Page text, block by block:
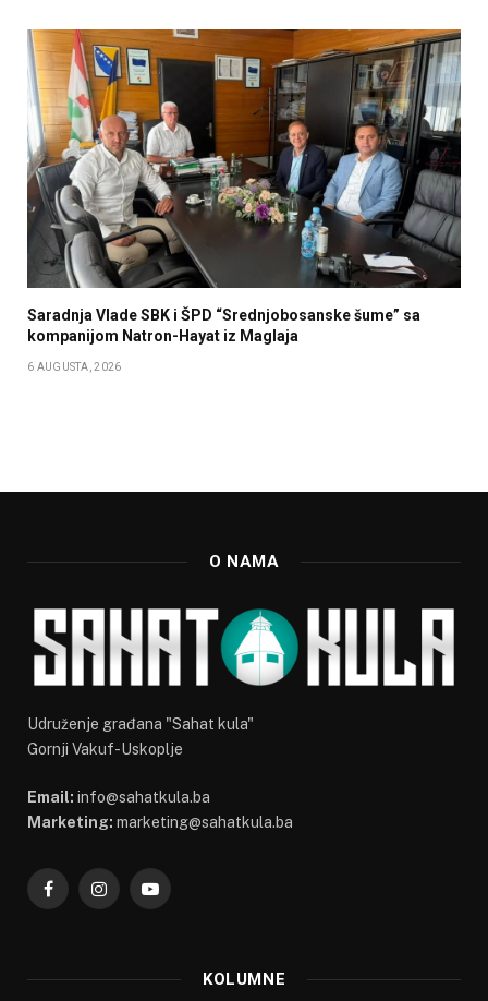
Saradnja Vlade SBK i ŠPD “Srednjobosanske šume” sa
kompanijom Natron-Hayat iz Maglaja
6 AUGUSTA, 2026
O NAMA
Udruženje građana "Sahat kula"
Gornji Vakuf-Uskoplje
Email: info@sahatkula.ba
Marketing: marketing@sahatkula.ba
FacebookInstagramYouTube
KOLUMNE